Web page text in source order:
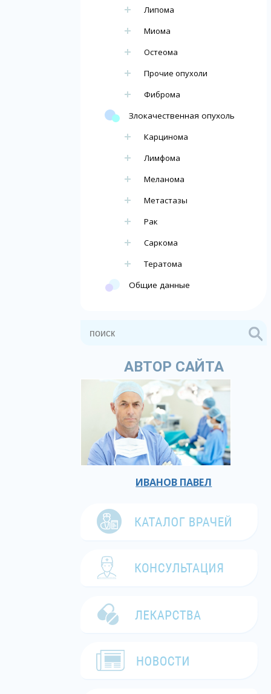
Липома
Миома
Остеома
Прочие опухоли
Фиброма
Злокачественная опухоль
Карцинома
Лимфома
Меланома
Метастазы
Рак
Саркома
Тератома
Общие данные
АВТОР САЙТА
ИВАНОВ ПАВЕЛ